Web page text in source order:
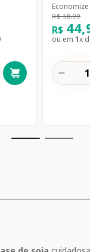
Economize
R$ 58,99
R$ 44,
ou em 1x
－